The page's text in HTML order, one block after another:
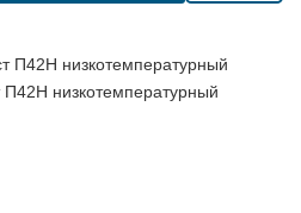
П42Н низкотемпературный